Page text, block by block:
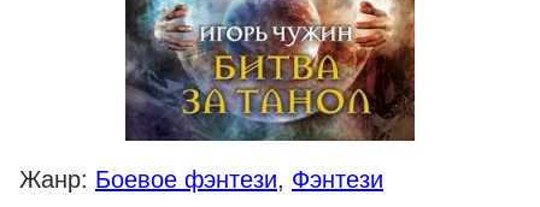
Жанр: Боевое фэнтези, Фэнтези